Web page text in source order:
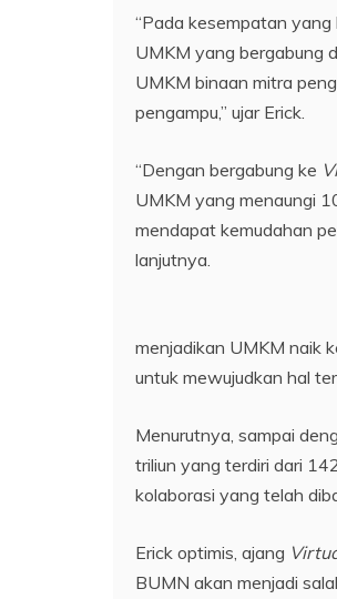
“Pada kesempatan
UMKM yang bergabung
UMKM binaan mitra
pengampu,” ujar Erick.
“Dengan bergabung ke
UMKM yang menaungi
mendapat kemudahan
lanjutnya.
menjadikan UMKM naik
untuk mewujudkan hal
Menurutnya, sampai
triliun yang terdiri dari
kolaborasi yang telah
Erick optimis, ajang
BUMN akan menjadi